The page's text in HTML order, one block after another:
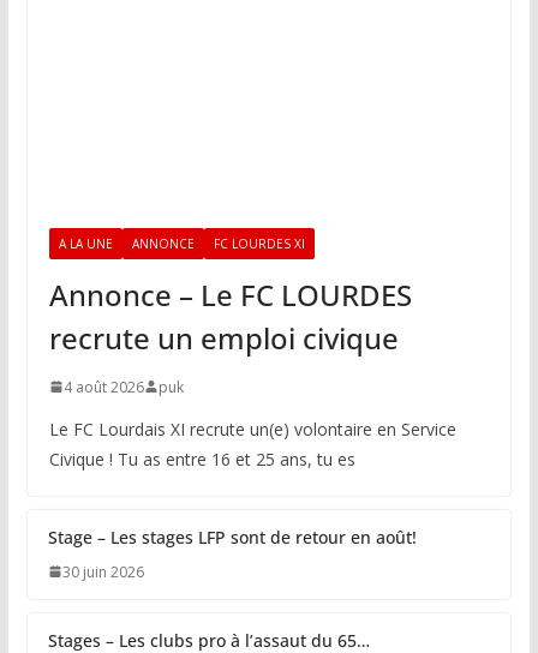
A LA UNE ANNONCE FC LOURDES XI
Annonce – Le FC LOURDES
recrute un emploi civique
4 août 2026 puk
Le FC Lourdais XI recrute un(e) volontaire en Service
Civique ! Tu as entre 16 et 25 ans, tu es
Stage – Les stages LFP sont de retour en août!
30 juin 2026
Stages – Les clubs pro à l’assaut du 65…